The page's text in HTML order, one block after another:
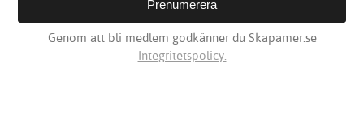
Genom att bli medlem godkänner du Skapamer.se
Integritetspolicy.